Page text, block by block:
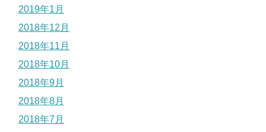
2019年1月
2018年12月
2018年11月
2018年10月
2018年9月
2018年8月
2018年7月